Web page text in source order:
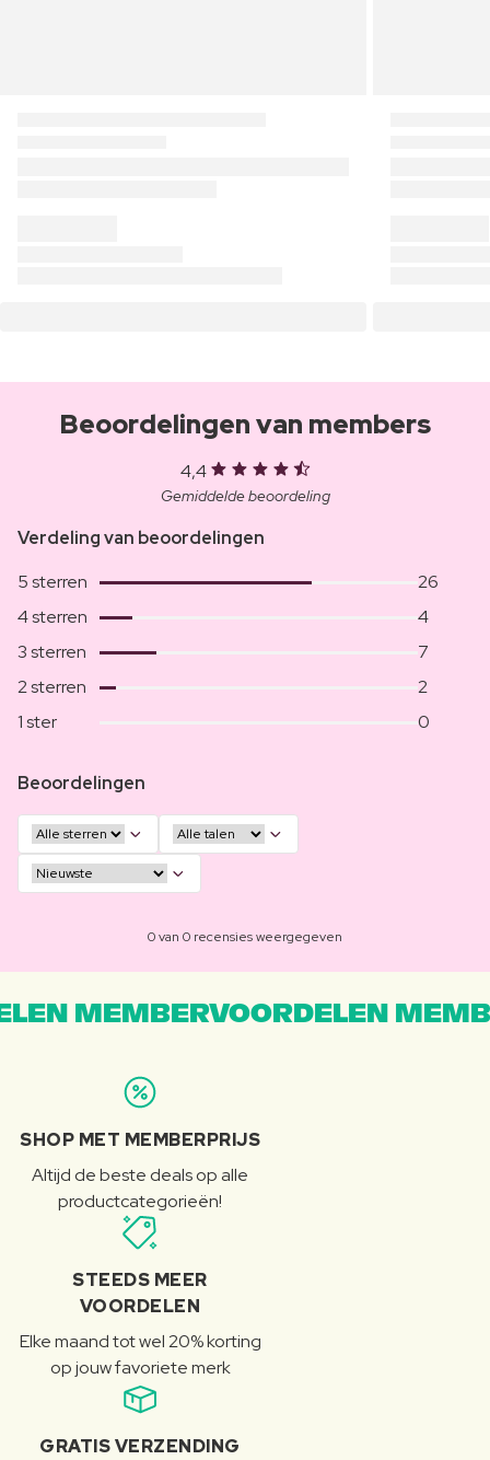
Beoordelingen van members
4,4
Gemiddelde beoordeling
Verdeling van beoordelingen
5 sterren
26
4 sterren
4
3 sterren
7
2 sterren
2
1 ster
0
Beoordelingen
0 van 0 recensies weergegeven
MEMBERVOORDELEN
SHOP MET MEMBERPRIJS
Altijd de beste deals op alle
productcategorieën!
STEEDS MEER
VOORDELEN
Elke maand tot wel 20% korting
op jouw favoriete merk
GRATIS VERZENDING